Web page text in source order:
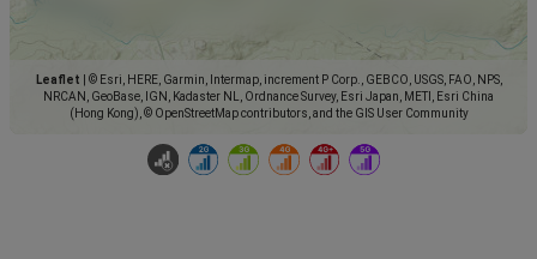
Leaflet
© Esri, HERE, Garmin, Intermap, increment P Corp., GEBCO, USGS, FAO, NPS,
NRCAN, GeoBase, IGN, Kadaster NL, Ordnance Survey, Esri Japan, METI, Esri China
(Hong Kong), © OpenStreetMap contributors, and the GIS User Community